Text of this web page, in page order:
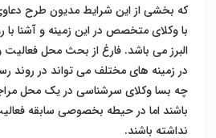
که بخشی از این شرایط مدیون طرح
با وکلای متخصص در این زمینه و آشنا با
البرز می باشد. فارغ از بحث محل
در زمینه های مختلف می تواند در روند
چه بسا وکلای سرشناسی در یک محل
باشند اما در حیطه بخصوصی سابقه
نداشته باشند.